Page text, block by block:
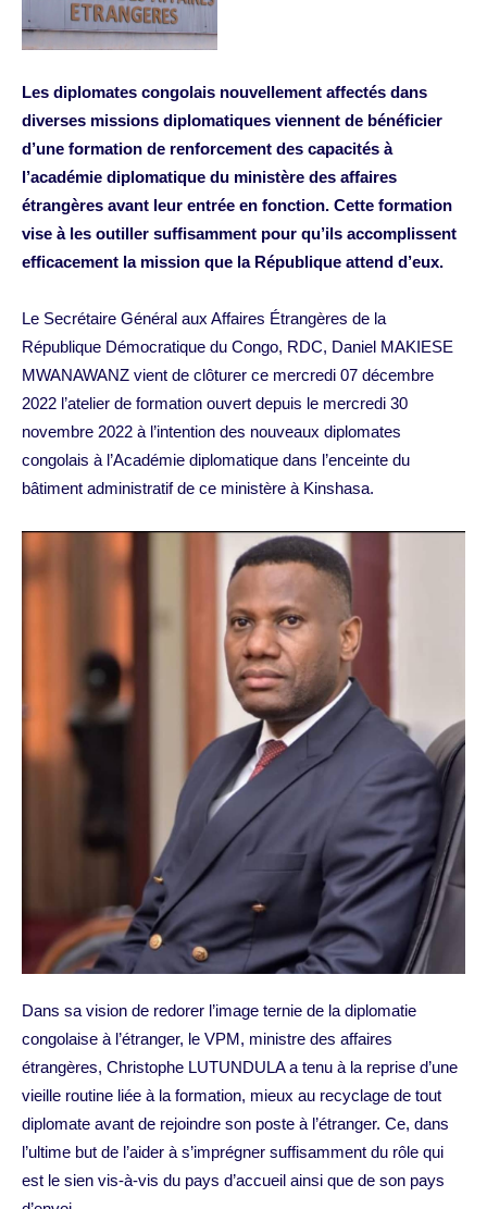
Les diplomates congolais nouvellement affectés dans
diverses missions diplomatiques viennent de bénéficier
d’une formation de renforcement des capacités à
l’académie diplomatique du ministère des affaires
étrangères avant leur entrée en fonction. Cette formation
vise à les outiller suffisamment pour qu’ils accomplissent
efficacement la mission que la République attend d’eux.
Le Secrétaire Général aux Affaires Étrangères de la
République Démocratique du Congo, RDC, Daniel MAKIESE
MWANAWANZ vient de clôturer ce mercredi 07 décembre
2022 l’atelier de formation ouvert depuis le mercredi 30
novembre 2022 à l’intention des nouveaux diplomates
congolais à l’Académie diplomatique dans l’enceinte du
bâtiment administratif de ce ministère à Kinshasa.
Dans sa vision de redorer l’image ternie de la diplomatie
congolaise à l’étranger, le VPM, ministre des affaires
étrangères, Christophe LUTUNDULA a tenu à la reprise d’une
vieille routine liée à la formation, mieux au recyclage de tout
diplomate avant de rejoindre son poste à l’étranger. Ce, dans
l’ultime but de l’aider à s’imprégner suffisamment du rôle qui
est le sien vis-à-vis du pays d’accueil ainsi que de son pays